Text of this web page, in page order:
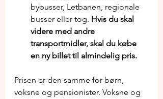
bybusser, Letbanen, regionale
busser eller tog. Hvis du skal
videre med andre
transportmidler, skal du købe
en ny billet til almindelig pris.
Prisen er den samme for børn,
voksne og pensionister. Voksne og